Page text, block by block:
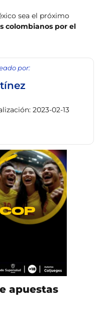
sea el próximo
colombianos por el
por:
2023-02-13
apuestas